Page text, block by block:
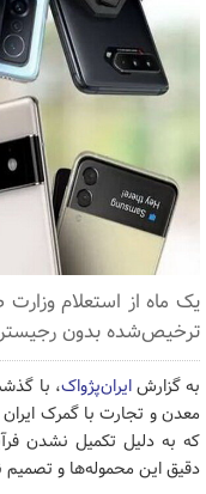
یک ماه از استعلام
ترخیص‌شده بدون
به گزارشایران‌پژواک، با
معدن و تجارت با گمرک
که به دلیل تکمیل نشدن
دقیق این محموله‌ها و تصمیم